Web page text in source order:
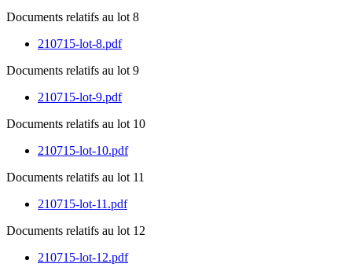
Documents relatifs au lot 8
210715-lot-8.pdf
Documents relatifs au lot 9
210715-lot-9.pdf
Documents relatifs au lot 10
210715-lot-10.pdf
Documents relatifs au lot 11
210715-lot-11.pdf
Documents relatifs au lot 12
210715-lot-12.pdf